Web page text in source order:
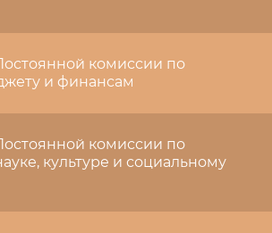
комиссии по
и финансам
комиссии по
культуре и социальному